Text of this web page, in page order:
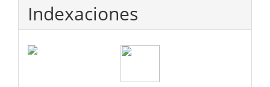
Indexaciones